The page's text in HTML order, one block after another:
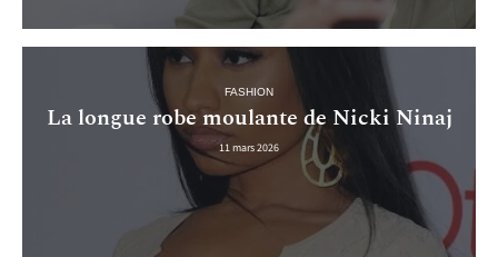
FASHION
La longue robe moulante de Nicki Ninaj
11 mars 2026